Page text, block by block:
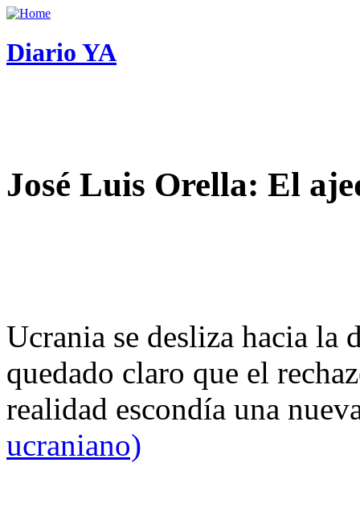
Diario YA
José Luis Orella: El
Ucrania se desliza hacia
quedado claro que el
realidad escondía una
ucraniano)